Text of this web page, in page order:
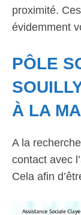
proximité.
évidemment
PÔLE
À LA
A la
contact avec
Cela afin